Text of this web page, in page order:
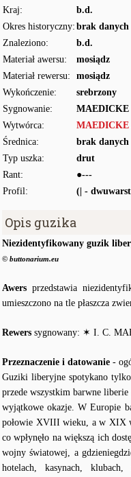
Kraj:
b.d.
Okres historyczny: brak danych
Znaleziono:
b.d.
Materiał awersu:
mosiądz
Materiał rewersu:
mosiądz
Wykończenie:
srebrzony
Sygnowanie:
MAEDICKE
Wytwórca:
MAEDICKE
Średnica:
brak danych
Typ uszka:
drut
Rant:
●---
Profil:
(| -
Opis guzika
Niezidentyfikowany guzik
© buttonarium.eu
Awers przedstawia
umieszczono na tle płaszcza
Rewers sygnowany: ✶ I. C.
Przeznaczenie i datowanie -
Guziki liberyjne spotykano
przede wszystkim barwne
wyjątkowe okazje. W Europie
połowie XVIII wieku, a w XIX
co wpłynęło na większą ich
wojny światowej, a
hotelach, kasynach,